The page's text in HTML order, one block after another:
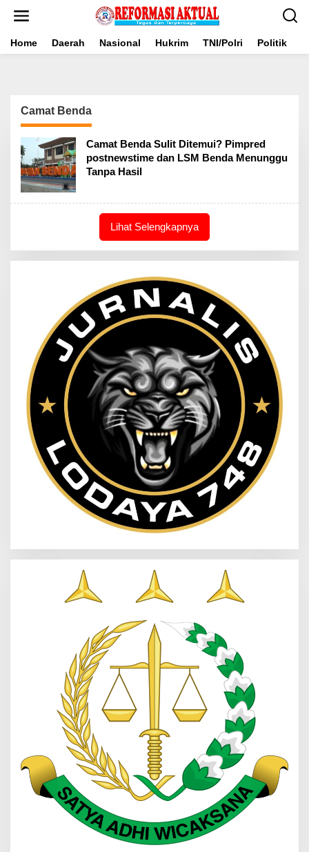
Home Daerah Nasional Hukrim TNI/Polri Politik
Camat Benda
Camat Benda Sulit Ditemui? Pimpred
postnewstime dan LSM Benda Menunggu
Tanpa Hasil
Lihat Selengkapnya